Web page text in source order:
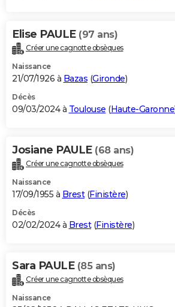
Elise PAULE (97 ans)
Créer une cagnotte obsèques
Naissance
21/07/1926 à Bazas (Gironde)
Décès
09/03/2024 à Toulouse (Haute-Garonne
Josiane PAULE (68 ans)
Créer une cagnotte obsèques
Naissance
17/09/1955 à Brest(Finistère)
Décès
02/02/2024 à Brest(Finistère)
Sara PAULE (85 ans)
Créer une cagnotte obsèques
Naissance